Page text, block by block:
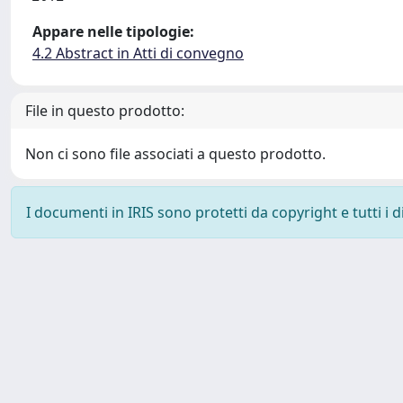
Appare nelle tipologie:
4.2 Abstract in Atti di convegno
File in questo prodotto:
Non ci sono file associati a questo prodotto.
I documenti in IRIS sono protetti da copyright e tutti i